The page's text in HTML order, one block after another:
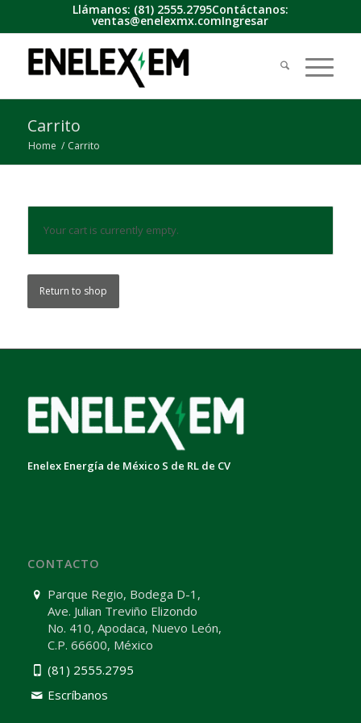
Llámanos: (81) 2555.2795Contáctanos:
ventas@enelexmx.comIngresar
Carrito
Home / Carrito
Your cart is currently empty.
Return to shop
Enelex Energía de México S de RL de CV
CONTACTO
Parque Regio, Bodega D-1,
Ave. Julian Treviño Elizondo
No. 410, Apodaca, Nuevo León,
C.P. 66600, México
(81) 2555.2795
Escríbanos